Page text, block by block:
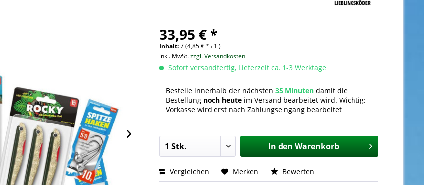
33,95 € *
Inhalt:7 (4,85 € * / 1 )
inkl. MwSt.zzgl. Versandkosten
Sofort versandfertig, Lieferzeit ca. 1-3 Werktage
Bestelle innerhalb der nächsten35 Minutendamit die
Bestellung noch heute im Versand bearbeitet wird. Wichtig:
Vorkasse wird erst nach Zahlungseingang bearbeitet
In den Warenkorb
Vergleichen Merken Bewerten